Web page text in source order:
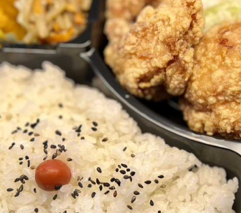
教育部
教育総務課
保健給食課
教育指導課